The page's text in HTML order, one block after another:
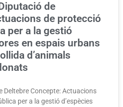
de
de protecció
per a la gestió
en espais urbans
d’animals
Deltebre Concepte: Actuacions
per a la gestió d’espècies